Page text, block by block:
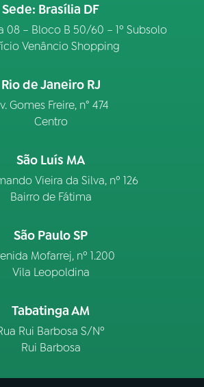
Sede: Brasília DF
08 – Bloco B 50/60 – 1º Subsolo
Venâncio Shopping
Rio de Janeiro RJ
Gomes Freire, n° 474
Centro
São Luís MA
Vieira da Silva, nº 126
Bairro de Fátima
São Paulo SP
Mofarrej, nº 1.200
Vila Leopoldina
Tabatinga AM
Rui Barbosa S/Nº
Rui Barbosa